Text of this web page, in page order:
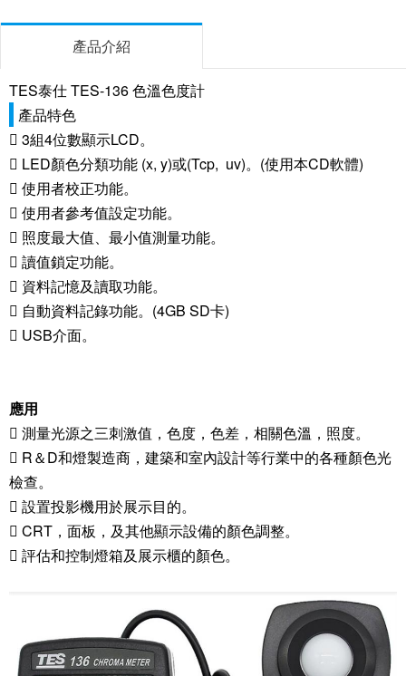
產品介紹
TES泰仕 TES-136 色溫色度計
產品特色
 3組4位數顯示LCD。
 LED顏色分類功能 (x, y)或(Tcp, uv)。(使用本CD軟體)
 使用者校正功能。
 使用者參考值設定功能。
 照度最大值、最小值測量功能。
 讀值鎖定功能。
 資料記憶及讀取功能。
 自動資料記錄功能。(4GB SD卡)
 USB介面。
應用
 測量光源之三刺激值，色度，色差，相關色溫，照度。
 R＆D和燈製造商，建築和室內設計等行業中的各種顏色光
檢查。
 設置投影機用於展示目的。
 CRT，面板，及其他顯示設備的顏色調整。
 評估和控制燈箱及展示櫃的顏色。